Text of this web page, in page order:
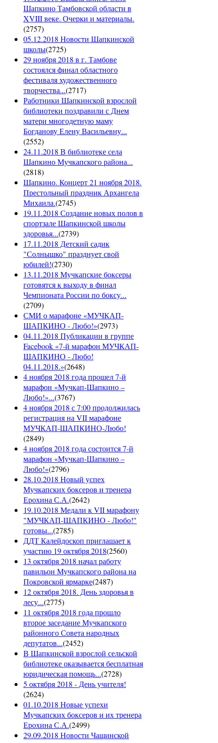
Шапкино Тамбовской области в
XVIII веке. Очерки и материалы.
(2757)
05.12.2018 Новости Шапкинской
школы(2725)
29 ноября 2018 в г. Тамбове
состоялся финал областного
фестиваля художественного
творчества...(2717)
Работники Шапкинской взрослой
библиотеки поздравили с Днем
матери многодетную маму
Богданову Елену Васильевну...
(2552)
24.11.2018 В библиотеке села
Шапкино Мучкапского района...
(2818)
Шапкино. Концерт 21 ноября 2018.
Престольный праздник Архангела
Михаила.(2745)
19.11.2018 Создание новых полов в
спортзале Шапкинской школы
здоровья...(2739)
17.11.2018 Детский садик
"Солнышко" празднует свой
юбилей!(2730)
13.11.2018 Мучкапские боксеры
готовятся к выходу в финал
Чемпионата России по боксу...
(2709)
СМИ о марафоне «МУЧКАП-
ШАПКИНО - Любо!»(2973)
04.11.2018 Публикации в группе
Facebook «7-й марафон МУЧКАП-
ШАПКИНО - Любо!
04.11.2018.»(2648)
4 ноября 2018 года прошел 7-й
марафон «Мучкап-Шапкино –
Любо!»...(3767)
4 ноября 2018 с 7:00 продолжилась
регистрация на VII марафоне
МУЧКАП-ШАПКИНО-Любо!
(2849)
4 ноября 2018 года состоится 7-й
марафон «Мучкап-Шапкино –
Любо!»(2796)
28.10.2018 Новый успех
Мучкапских боксеров и тренера
Ерохина С.А.(2642)
19.10.2018 Медали к VII марафону
"МУЧКАП-ШАПКИНО - Любо!"
готовы...(2785)
ДДТ Калейдоскоп приглашает к
участию 19 октября 2018(2560)
13 октября 2018 начал работу
павильон Мучкапского района на
Покровской ярмарке(2487)
12 октября 2018. День здоровья в
лесу...(2775)
11 октября 2018 года прошло
второе заседание Мучкапского
районного Совета народных
депутатов...(2452)
В Шапкинской взрослой сельской
библиотеке оказывается бесплатная
юридическая помощь...(2728)
5 октября 2018 - День учителя!
(2624)
01.10.2018 Новые успехи
Мучкапских боксеров и их тренера
Ерохина С.А.(2499)
29.09.2018 Новости Чащинской